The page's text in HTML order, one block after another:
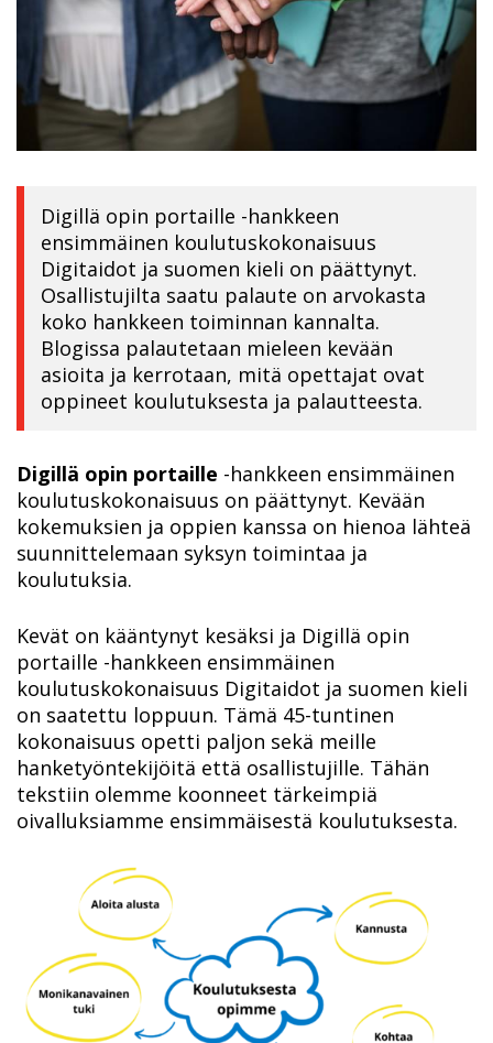
Digillä opin portaille -hankkeen
ensimmäinen koulutuskokonaisuus
Digitaidot ja suomen kieli on päättynyt.
Osallistujilta saatu palaute on arvokasta
koko hankkeen toiminnan kannalta.
Blogissa palautetaan mieleen kevään
asioita ja kerrotaan, mitä opettajat ovat
oppineet koulutuksesta ja palautteesta.
Digillä opin portaille -hankkeen ensimmäinen
koulutuskokonaisuus on päättynyt. Kevään
kokemuksien ja oppien kanssa on hienoa lähteä
suunnittelemaan syksyn toimintaa ja
koulutuksia.
Kevät on kääntynyt kesäksi ja Digillä opin
portaille -hankkeen ensimmäinen
koulutuskokonaisuus Digitaidot ja suomen kieli
on saatettu loppuun. Tämä 45-tuntinen
kokonaisuus opetti paljon sekä meille
hanketyöntekijöitä että osallistujille. Tähän
tekstiin olemme koonneet tärkeimpiä
oivalluksiamme ensimmäisestä koulutuksesta.